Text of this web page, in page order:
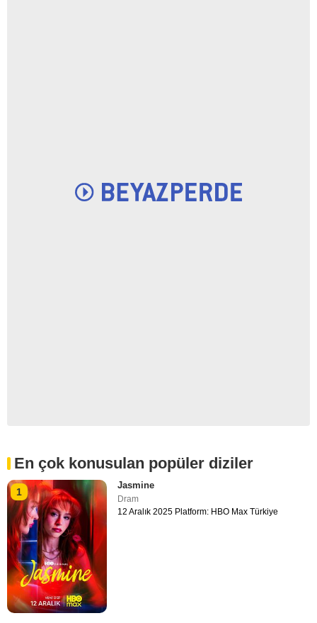
En çok konusulan popüler diziler
1
Jasmine
Dram
12 Aralık 2025 Platform: HBO Max Türkiye